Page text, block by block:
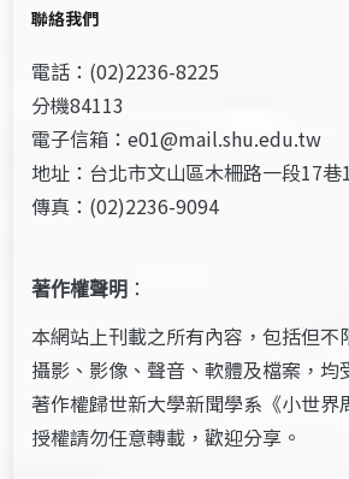
聯絡我們
電話：(02)2236-8225
分機84113
電子信箱：e01@mail.shu.edu.tw
地址：台北市文山區木柵路一段17
傳真：(02)2236-9094
著作權聲明 ：
本網站上刊載之所有內容，包括但不
攝影、影像、聲音、軟體及檔案，均
著作權歸世新大學新聞學系《小世界
授權請勿任意轉載，歡迎分享。